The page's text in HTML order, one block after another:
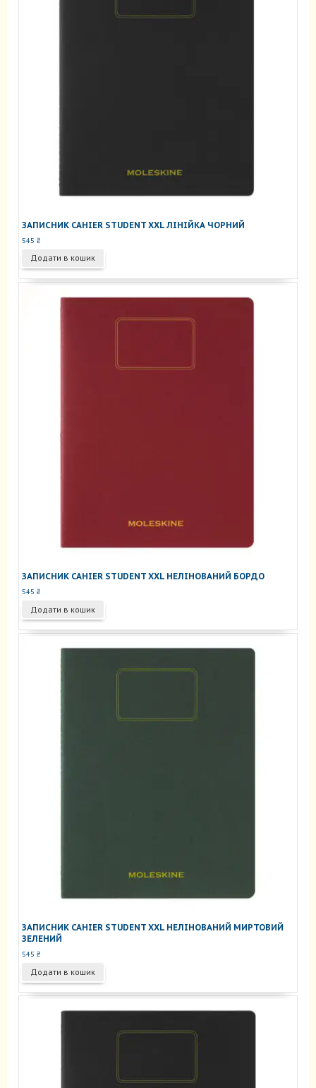
ЗАПИСНИК CAHIER STUDENT XXL ЛІНІЙКА ЧОРНИЙ
545 ₴
Додати в кошик
ЗАПИСНИК CAHIER STUDENT XXL НЕЛІНОВАНИЙ БОРДО
545 ₴
Додати в кошик
ЗАПИСНИК CAHIER STUDENT XXL НЕЛІНОВАНИЙ МИРТОВИЙ
ЗЕЛЕНИЙ
545 ₴
Додати в кошик